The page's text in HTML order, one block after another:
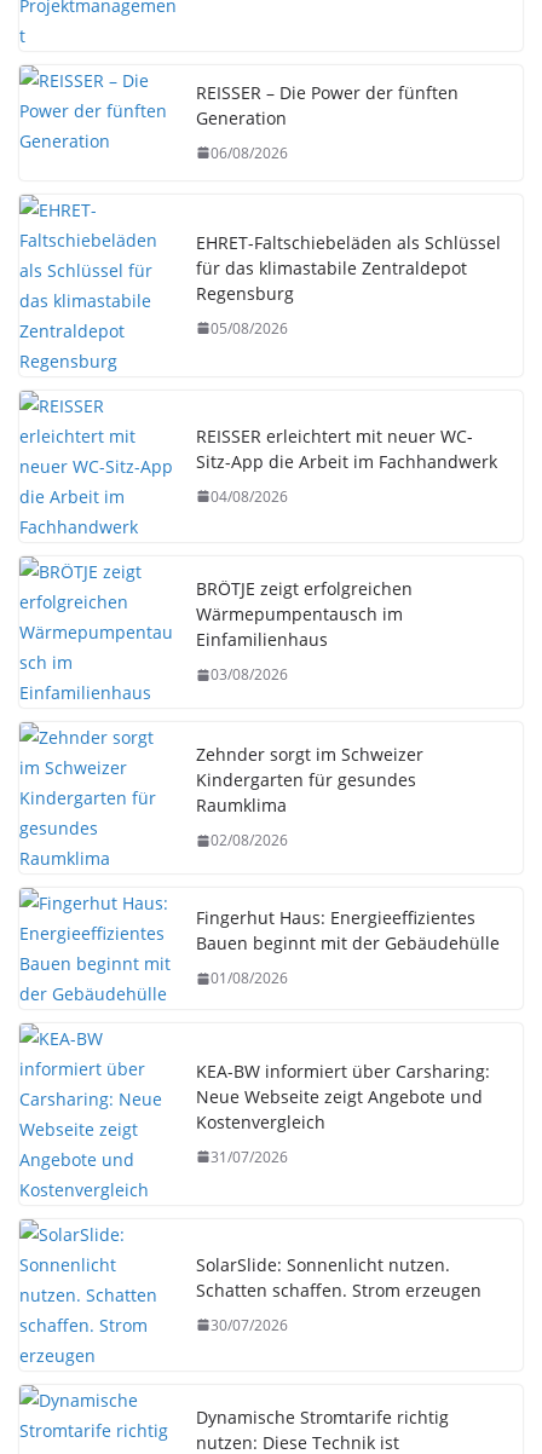
REISSER – Die Power der fünften
Generation
06/08/2026
EHRET-Faltschiebeläden als Schlüssel
für das klimastabile Zentraldepot
Regensburg
05/08/2026
REISSER erleichtert mit neuer WC-
Sitz-App die Arbeit im Fachhandwerk
04/08/2026
BRÖTJE zeigt erfolgreichen
Wärmepumpentausch im
Einfamilienhaus
03/08/2026
Zehnder sorgt im Schweizer
Kindergarten für gesundes
Raumklima
02/08/2026
Fingerhut Haus: Energieeffizientes
Bauen beginnt mit der Gebäudehülle
01/08/2026
KEA-BW informiert über Carsharing:
Neue Webseite zeigt Angebote und
Kostenvergleich
31/07/2026
SolarSlide: Sonnenlicht nutzen.
Schatten schaffen. Strom erzeugen
30/07/2026
Dynamische Stromtarife richtig
nutzen: Diese Technik ist